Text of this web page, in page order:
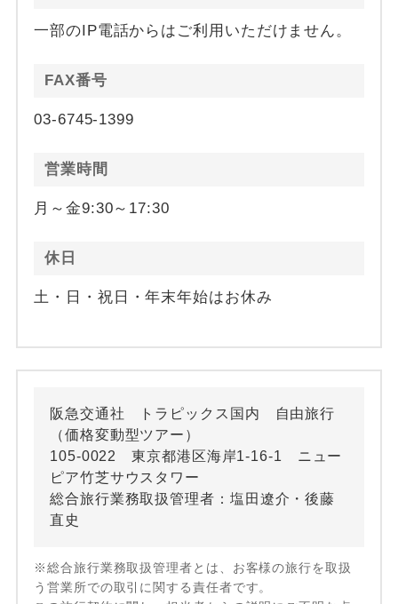
一部のIP電話からはご利用いただけません。
FAX番号
03-6745-1399
営業時間
月～金9:30～17:30
休日
土・日・祝日・年末年始はお休み
阪急交通社 トラピックス国内 自由旅行
（価格変動型ツアー）
105-0022 東京都港区海岸1-16-1 ニュー
ピア竹芝サウスタワー
総合旅行業務取扱管理者：塩田遼介・後藤
直史
※総合旅行業務取扱管理者とは、お客様の旅行を取扱
う営業所での取引に関する責任者です。